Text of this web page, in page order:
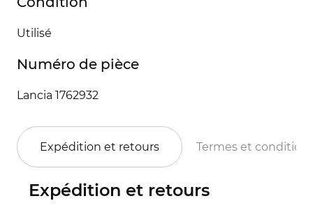
Utilisé
Numéro de pièce
Lancia 1762932
Expédition et retours Termes et
Expédition et retours